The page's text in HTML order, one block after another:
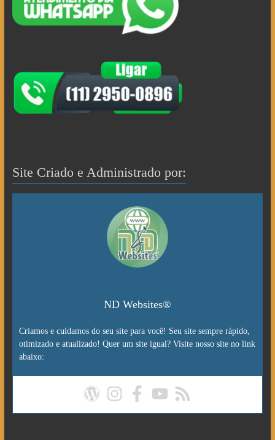
Site Criado e Administrado por:
ND Websites®
Criamos e cuidamos do seu site para você! Seu site sempre rápido,
otimizado e atualizado! Quer um site igual? Visite nosso site no link
abaixo: